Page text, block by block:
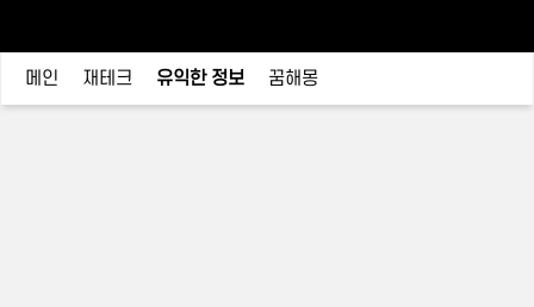
메인 재테크 유익한 정보 꿈해몽